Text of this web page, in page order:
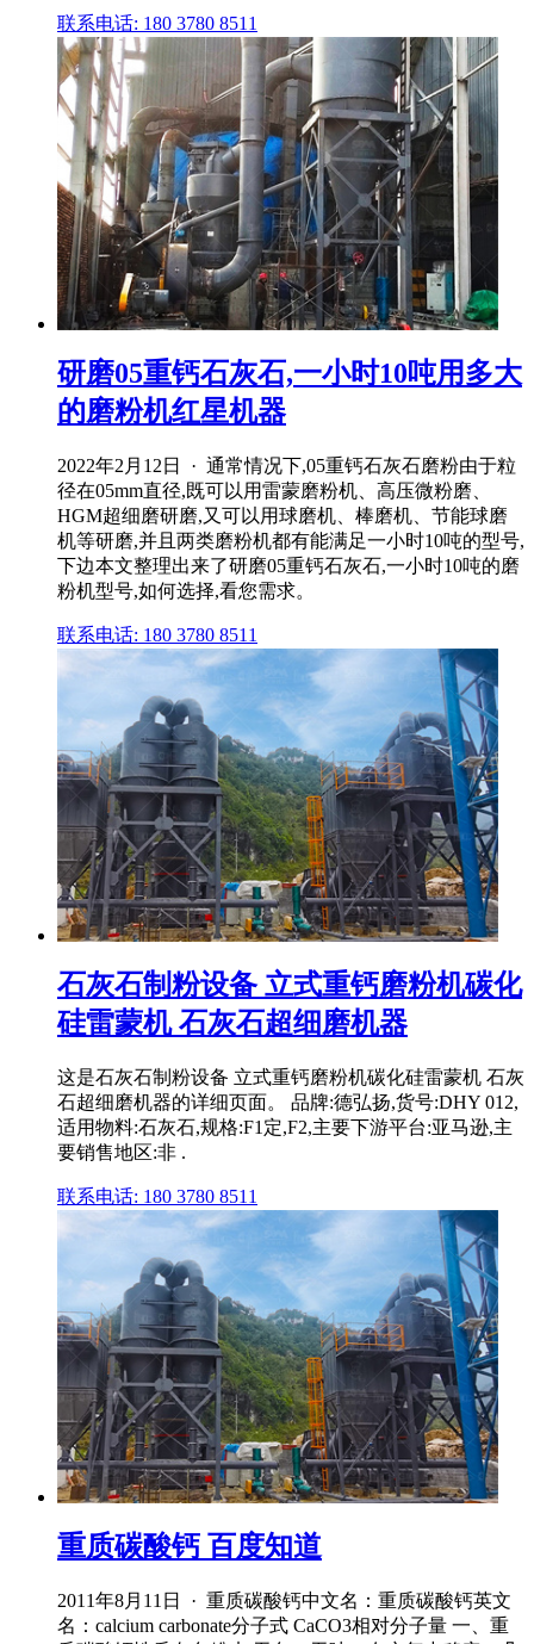
联系电话: 180 3780 8511
研磨05重钙石灰石,一小时10吨用多大
的磨粉机红星机器
2022年2月12日 · 通常情况下,05重钙石灰石磨粉由于粒
径在05mm直径,既可以用雷蒙磨粉机、高压微粉磨、
HGM超细磨研磨,又可以用球磨机、棒磨机、节能球磨
机等研磨,并且两类磨粉机都有能满足一小时10吨的型号,
下边本文整理出来了研磨05重钙石灰石,一小时10吨的磨
粉机型号,如何选择,看您需求。
联系电话: 180 3780 8511
石灰石制粉设备 立式重钙磨粉机碳化
硅雷蒙机 石灰石超细磨机器
这是石灰石制粉设备 立式重钙磨粉机碳化硅雷蒙机 石灰
石超细磨机器的详细页面。 品牌:德弘扬,货号:DHY 012,
适用物料:石灰石,规格:F1定,F2,主要下游平台:亚马逊,主
要销售地区:非 .
联系电话: 180 3780 8511
重质碳酸钙 百度知道
2011年8月11日 · 重质碳酸钙中文名：重质碳酸钙英文
名：calcium carbonate分子式 CaCO3相对分子量 一、重